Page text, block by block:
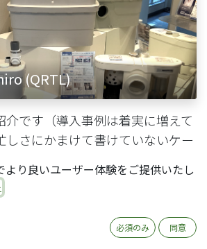
(QRTL)
介です（導入事例は着実に増えて
しさにかまけて書けていないケー
以下、SFA Japan）でのOdoo導
グローバル企業の世界各国拠点
いう大枠の中で、日本法人での導
ポートしたものとなります。 目次
より良いユーザー体験をご提供いたし
必須のみ 同意